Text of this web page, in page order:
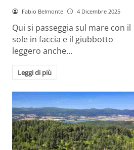
Fabio Belmonte 4 Dicembre 2025
Qui si passeggia sul mare con il
sole in faccia e il giubbotto
leggero anche…
Leggi di più